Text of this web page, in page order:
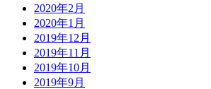
2020年2月
2020年1月
2019年12月
2019年11月
2019年10月
2019年9月